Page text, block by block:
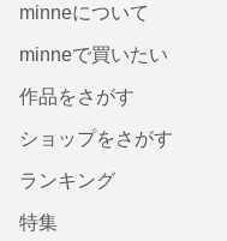
minneについて
minneで買いたい
作品をさがす
ショップをさがす
ランキング
特集